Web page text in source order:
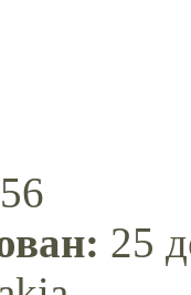
56
25